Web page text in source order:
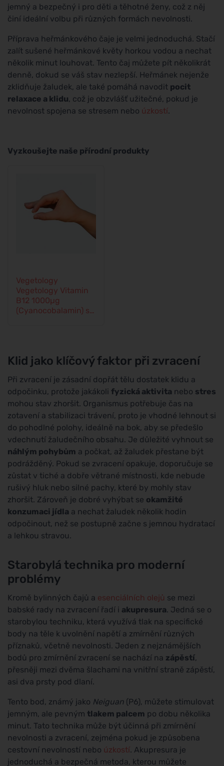
jemný a bezpečný i pro děti a těhotné ženy, což z něj
činí ideální volbu při různých formách nevolnosti.
Příprava heřmánkového čaje je velmi jednoduchá. Stačí
zalít sušené heřmánkové květy horkou vodou a nechat
několik minut louhovat. Tento čaj můžete pít několikrát
denně, dokud se váš stav nezlepší. Heřmánek nejenže
zklidňuje žaludek, ale také pomáhá navodit pocit
relaxace a klidu, což je obzvlášť užitečné, pokud je
nevolnost spojena se stresem nebo úzkostí.
Vyzkoušejte naše přírodní produkty
Vegetology
Vegetology Vitamin
B12 1000µg
(Cyanocobalamin) s
Klid jako klíčový faktor při zvracení
Při zvracení je zásadní dopřát tělu dostatek klidu a
odpočinku, protože jakákoli fyzická aktivita nebo stres
mohou stav zhoršit. Organismus potřebuje čas na
zotavení a stabilizaci trávení, proto je vhodné lehnout si
do pohodlné polohy, ideálně na bok, aby se předešlo
vdechnutí žaludečního obsahu. Je důležité vyhnout se
náhlým pohybům a počkat, až žaludek přestane být
podrážděný. Pokud se zvracení opakuje, doporučuje se
zůstat v tiché a dobře větrané místnosti, kde nebude
rušivý hluk nebo silné pachy, které by mohly stav
zhoršit. Zároveň je dobré vyhýbat se okamžité
konzumaci jídla a nechat žaludek několik hodin
odpočinout, než se postupně začne s jemnou hydratací
a lehkou stravou.
Starobylá technika pro moderní
problémy
Kromě bylinných čajů a esenciálních olejů se mezi
babské rady na zvracení řadí i akupresura. Jedná se o
starobylou techniku, která využívá tlak na specifické
body na těle k uvolnění napětí a zmírnění různých
příznaků, včetně nevolnosti. Jeden z nejznámějších
bodů pro zmírnění zvracení se nachází na zápěstí,
přesněji mezi dvěma šlachami na vnitřní straně zápěstí,
asi dva prsty pod dlaní.
Tento bod, známý jako Neiguan (P6), můžete stimulovat
jemným, ale pevným tlakem palcem po dobu několika
minut. Tato technika může být účinná při zmírnění
nevolnosti a zvracení, zejména pokud je způsobena
cestovní nevolností nebo úzkostí. Akupresura je
jednoduchá a bezpečná metoda, kterou můžete